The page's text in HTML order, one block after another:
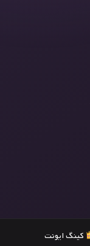
کینگ ایونت